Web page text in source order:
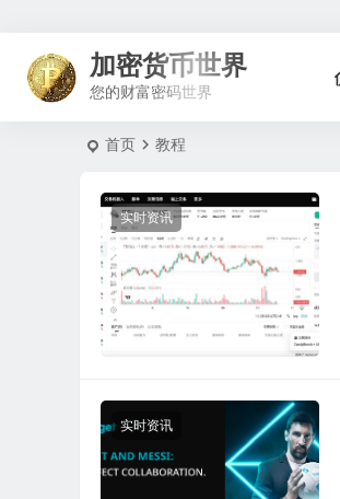
加密货币世界
您的财富密码世界
首页 教程
实时资讯
实时资讯